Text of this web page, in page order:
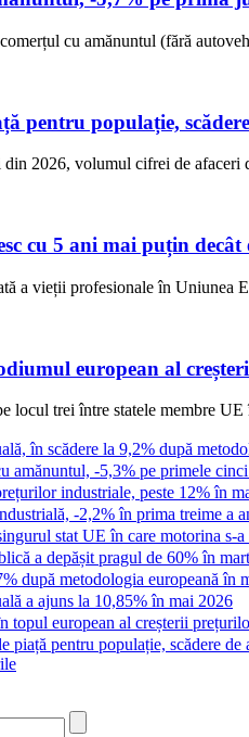
cu amănuntul (fără
pentru populație,
2026, volumul cifrei de afaceri
cu 5 ani mai puțin decât
a vieții profesionale în Uniunea
european al
locul trei între statele membre
în scădere la 9,2% după
amănuntul, -5,3% pe primele
industriale, peste 12% în
-2,2% în prima treime a
stat UE în care motorina s-
a depășit pragul de 60% în
după metodologia europeană în
a ajuns la 10,85% în mai 2026
topul european al creșterii
piață pentru populație, scădere de